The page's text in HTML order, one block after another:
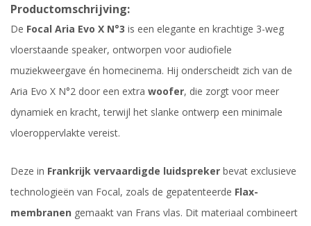
Productomschrijving:
De Focal Aria Evo X N°3 is een elegante en krachtige 3-weg
vloerstaande speaker, ontworpen voor audiofiele
muziekweergave én homecinema. Hij onderscheidt zich van de
Aria Evo X N°2 door een extra woofer, die zorgt voor meer
dynamiek en kracht, terwijl het slanke ontwerp een minimale
vloeroppervlakte vereist.
Deze in Frankrijk vervaardigde luidspreker bevat exclusieve
technologieën van Focal, zoals de gepatenteerde Flax-
membranen gemaakt van Frans vlas. Dit materiaal combineert